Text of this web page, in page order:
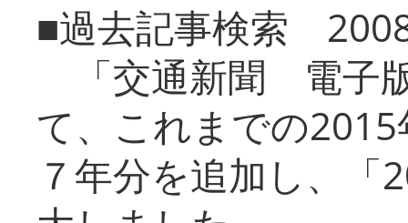
■過去記事検索
「交通新聞 電子
て、これまでの
７年分を追加し、「